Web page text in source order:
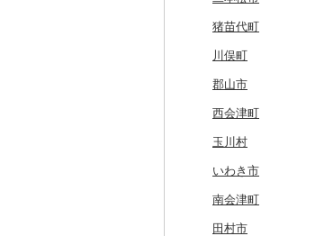
南富良野町
上富良野町
和寒町
紋別市
乙部町
根室市
三笠市
東川町
新郷村
横浜町
野辺地町
佐井村
六戸町
五所川原市
平川市
蓬田村
田野畑村
盛岡市
遠野市
奥州市
雫石町
岩手県（県庁）
一関市
久慈市
岩沼市
七ヶ宿町
大崎市
塩竈市
石巻市
多賀城市
宮城県（県庁）
亘理町
羽後町
秋田県（県庁）
秋田市
男鹿市
美郷町
東成瀬村
五城目町
北秋田市
川西町
鶴岡市
山形県（県庁）
金山町
東根市
飯豊町
鮭川村
大蔵村
猪苗代町
川俣町
郡山市
西会津町
玉川村
いわき市
南会津町
田村市